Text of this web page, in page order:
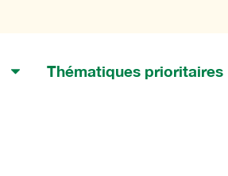
Thématiques prioritaires